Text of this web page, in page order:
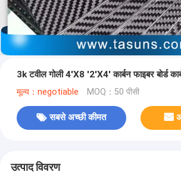
3k टवील गोली 4'X8 '2'X4' कार्बन फाइबर बोर्ड
मूल्य：negotiable MOQ：50 पीसी
सबसे अच्छी कीमत
उत्पाद विवरण